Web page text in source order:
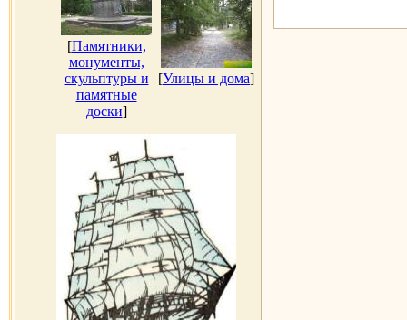
[Памятники,
монументы,
скульптуры и
памятные
доски]
[Улицы и дома]